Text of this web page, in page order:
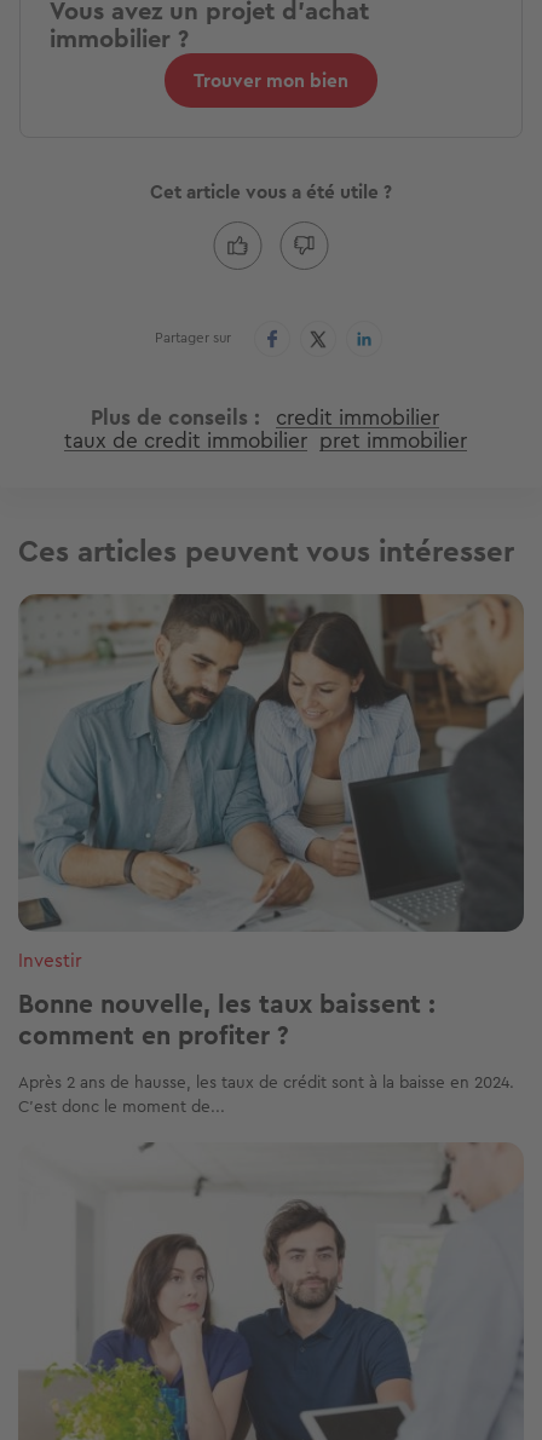
Vous avez un projet d'achat
immobilier ?
Trouver mon bien
Cet article vous a été utile ?
Partager sur
Plus de conseils credit immobilier
taux de credit immobilier pret immobilier
Ces articles peuvent vous intéresser
Image
Investir
Bonne nouvelle, les taux baissent :
comment en profiter ?
Après 2 ans de hausse, les taux de crédit sont à la baisse en 2024.
C’est donc le moment de...